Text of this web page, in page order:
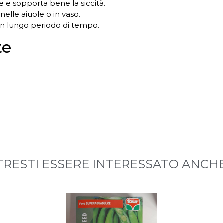
e sopporta bene la siccità.
aiuole o in vaso.
lungo periodo di tempo.
ESSERE INTERESSATO